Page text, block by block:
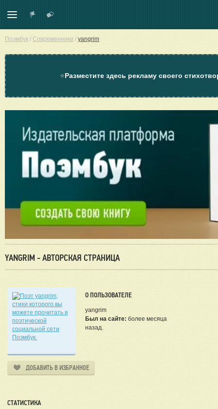
Поэмбук / Современники / yangrim
⭐Разместите здесь рекламу своего
YANGRIM - АВТОРСКАЯ СТРАНИЦА
О ПОЛЬЗОВАТЕЛЕ
yangrim
Был на сайте: более месяца
назад.
ДОБАВИТЬ В ИЗБРАННОЕ
СТАТИСТИКА